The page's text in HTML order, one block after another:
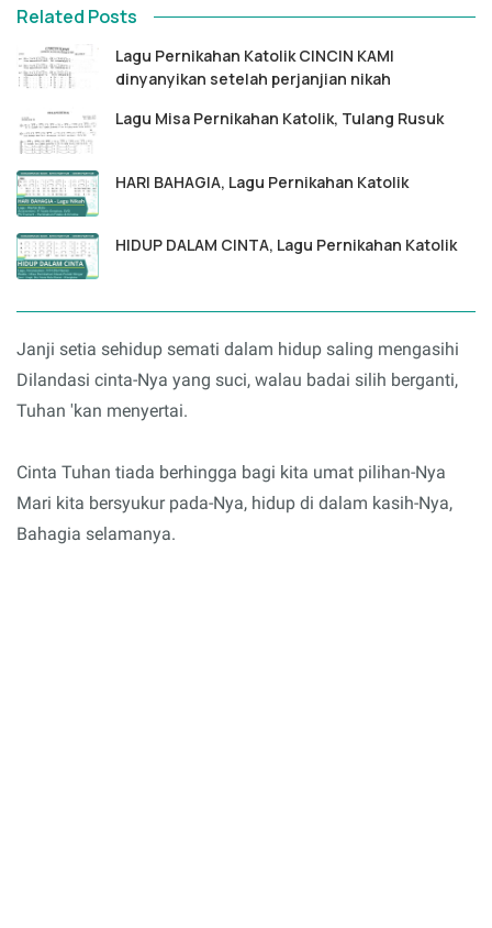
Related Posts
Lagu Pernikahan Katolik CINCIN KAMI
dinyanyikan setelah perjanjian nikah
Lagu Misa Pernikahan Katolik, Tulang Rusuk
HARI BAHAGIA, Lagu Pernikahan Katolik
HIDUP DALAM CINTA, Lagu Pernikahan Katolik
Janji setia sehidup semati dalam hidup saling mengasihi
Dilandasi cinta-Nya yang suci, walau badai silih berganti,
Tuhan 'kan menyertai.
Cinta Tuhan tiada berhingga bagi kita umat pilihan-Nya
Mari kita bersyukur pada-Nya, hidup di dalam kasih-Nya,
Bahagia selamanya.